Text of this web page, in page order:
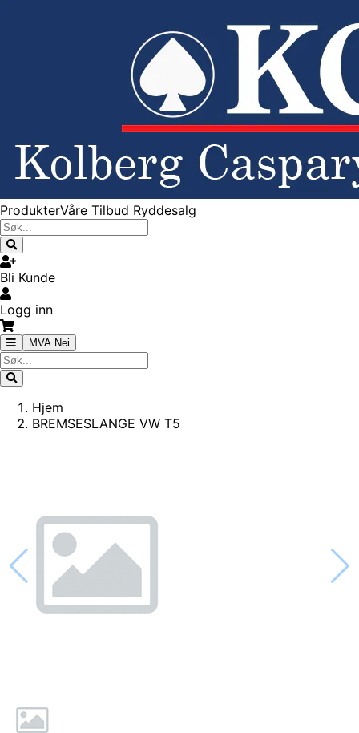
ProdukterVåre Tilbud Ryddesalg
Bli Kunde
Logg inn
MVA Nei
Hjem
BREMSESLANGE VW T5